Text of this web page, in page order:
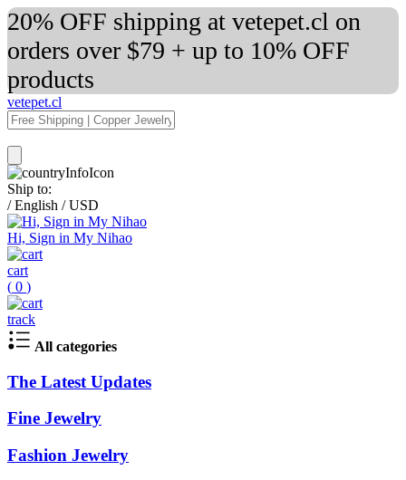
20% OFF shipping at vetepet.cl on
orders over $79 + up to 10% OFF
products
vetepet.cl
Ship to:
/ English / USD
Hi, Sign in My Nihao
cart
( 0 )
track
All categories
The Latest Updates
Fine Jewelry
Fashion Jewelry